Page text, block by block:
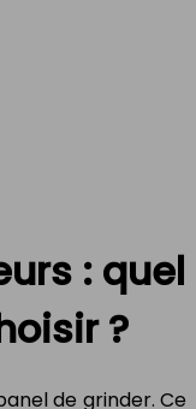
: quel
?
de grinder. Ce